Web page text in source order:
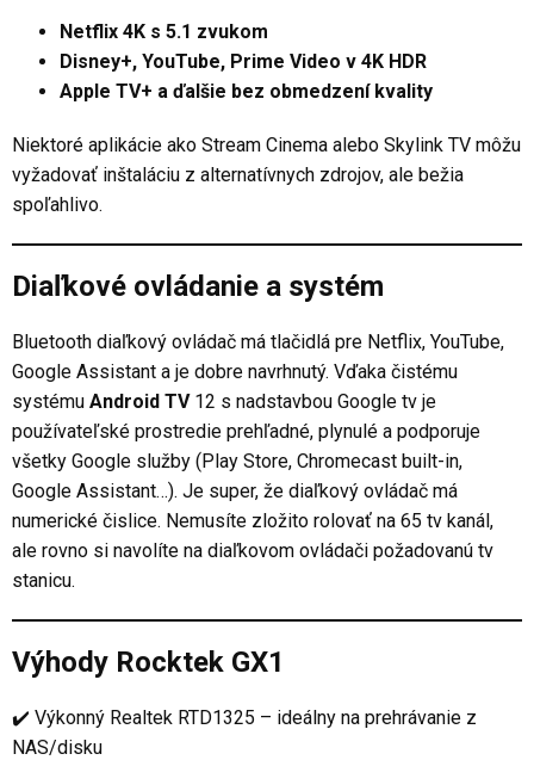
Netflix 4K s 5.1 zvukom
Disney+, YouTube, Prime Video v 4K HDR
Apple TV+ a ďalšie bez obmedzení kvality
Niektoré aplikácie ako Stream Cinema alebo Skylink TV môžu
vyžadovať inštaláciu z alternatívnych zdrojov, ale bežia
spoľahlivo.
Diaľkové ovládanie a systém
Bluetooth diaľkový ovládač má tlačidlá pre Netflix, YouTube,
Google Assistant a je dobre navrhnutý. Vďaka čistému
systému Android TV 12 s nadstavbou Google tv je
používateľské prostredie prehľadné, plynulé a podporuje
všetky Google služby (Play Store, Chromecast built-in,
Google Assistant…). Je super, že diaľkový ovládač má
numerické čislice. Nemusíte zložito rolovať na 65 tv kanál,
ale rovno si navolíte na diaľkovom ovládači požadovanú tv
stanicu.
Výhody Rocktek GX1
✔️ Výkonný Realtek RTD1325 – ideálny na prehrávanie z
NAS/disku